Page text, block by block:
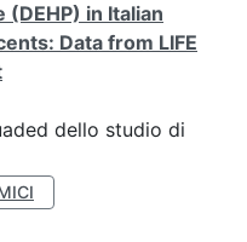
in Italian
Data from LIFE
dello studio di